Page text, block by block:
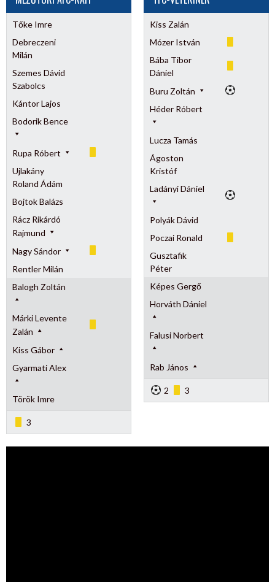
Tőke Imre
Debreczeni
Milán
Szemes Dávid
Szabolcs
Kántor Lajos
Bodorik Bence
Rupa Róbert
Ujlakány
Roland Ádám
Bojtok Balázs
Rácz Rikárdó
Rajmund
Nagy Sándor
Rentler Milán
Balogh Zoltán
Márki Levente
Zalán
Kiss Gábor
Gyarmati Alex
Török Imre
3
Kiss Zalán
Mózer István
Bába Tibor
Dániel
Buru Zoltán
Héder Róbert
Lucza Tamás
Ágoston
Kristóf
Ladányi Dániel
Polyák Dávid
Poczai Ronald
Gusztafik
Péter
Képes Gergő
Horváth Dániel
Falusi Norbert
Rab János
2 3